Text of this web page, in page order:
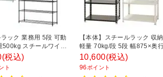
ック 業務用 5段 可動
500kg スチールワイヤ
シェルゴ 幅1515×奥行
1740mm
(税込)
ト
【本体】スチールラック 収
軽量 70kg/段 5段 幅875×奥
450×高さ1800mm 【ホワイ
ブラック】
10,600(税込)
96 ポイント